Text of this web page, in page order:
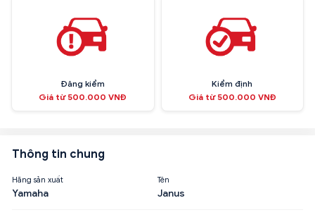
Đăng kiểm
Giá từ 500.000 VNĐ
Kiểm định
Giá từ 500.000 VNĐ
Thông tin chung
Hãng sản xuất
Yamaha
Tên
Janus